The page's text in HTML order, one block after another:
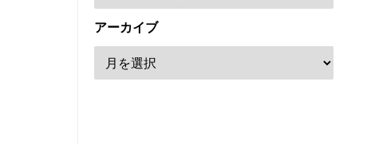
アーカイブ